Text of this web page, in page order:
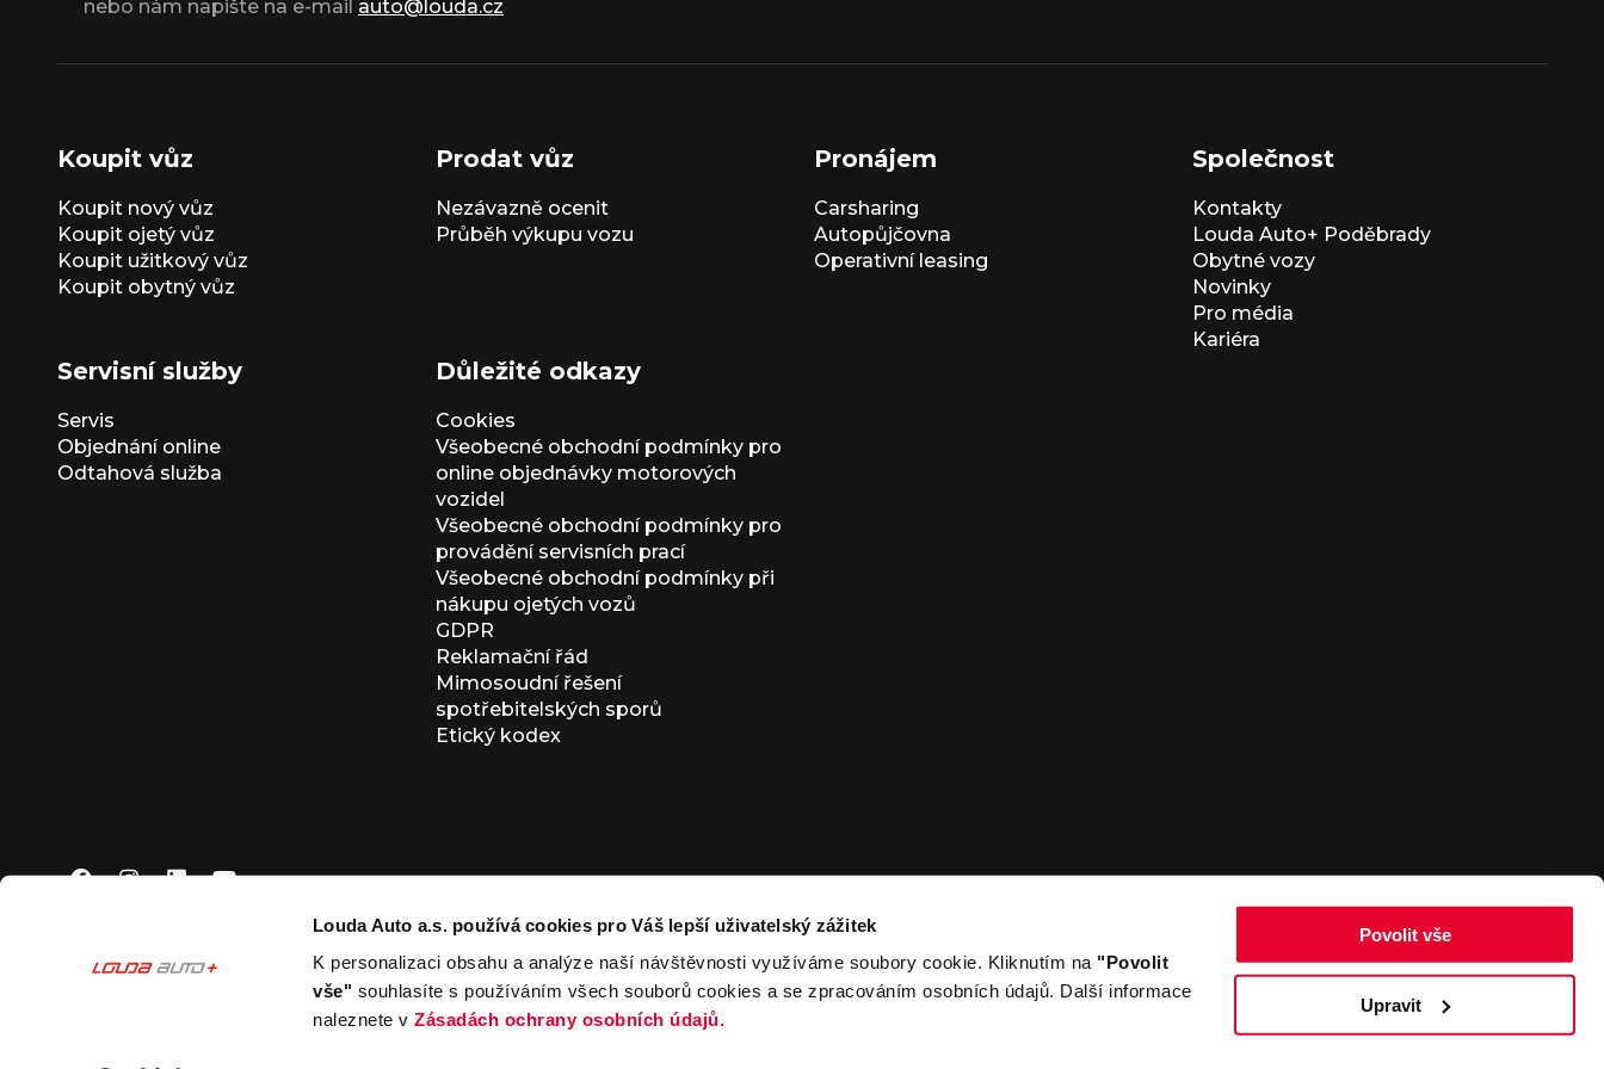
Louda Auto a.s. používá cookies pro Váš lepší uživatelský zážitek
K personalizaci obsahu a analýze naší návštěvnosti využíváme soubory cookie. Kliknutím na "Povolit
vše" souhlasíte s používáním všech souborů cookies a se zpracováním osobních údajů. Další informace
naleznete vZásadách ochrany osobních údajů.
Povolit vše
Upravit
nebo nám napište na e-mail auto@louda.cz
Koupit vůz
Koupit nový vůz
Koupit ojetý vůz
Koupit užitkový vůz
Koupit obytný vůz
Prodat vůz
Nezávazně ocenit
Průběh výkupu vozu
Pronájem
Carsharing
Autopůjčovna
Operativní leasing
Společnost
Kontakty
Louda Auto+ Poděbrady
Obytné vozy
Novinky
Pro média
Kariéra
Servisní služby
Servis
Objednání online
Odtahová služba
Důležité odkazy
Cookies
Všeobecné obchodní podmínky pro
online objednávky motorových
vozidel
Všeobecné obchodní podmínky pro
provádění servisních prací
Všeobecné obchodní podmínky při
nákupu ojetých vozů
GDPR
Reklamační řád
Mimosoudní řešení
spotřebitelských sporů
Etický kodex
© 2026 Louda Auto a.s. Všechna práva vyhrazena
Zpět nahoru
This site is protected by reCAPTCHA and the Google
Privacy Policy and Terms of Service